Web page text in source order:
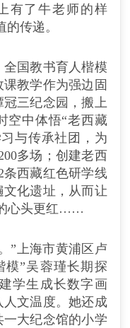
有了牛老师的样
传递。
国教书育人楷模
教学作为强边固
三纪念园，搬上
空中体悟“老西藏
与传承社团，为
多场；创建老西
西藏红色研学线
化遗址，从而让
心头更红……
上海市黄浦区卢
模”吴蓉瑾长期探
学生成长数字画
文温度。她还成
大纪念馆的小学